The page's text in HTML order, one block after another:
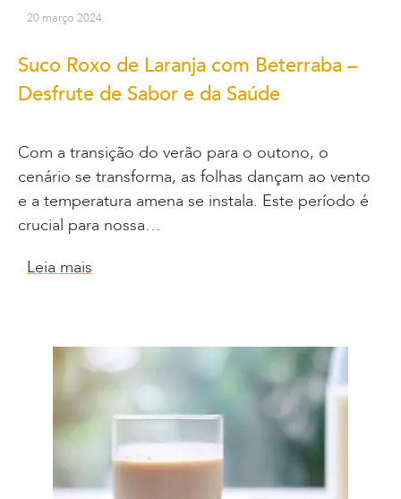
20 março 2024
Suco Roxo de Laranja com Beterraba –
Desfrute de Sabor e da Saúde
Com a transição do verão para o outono, o
cenário se transforma, as folhas dançam ao vento
e a temperatura amena se instala. Este período é
crucial para nossa…
Leia mais